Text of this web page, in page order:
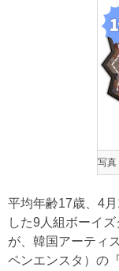
写真
平均年齢17歳、4
した9人組ボーイ
が、韓国アーティ
ペンエンスタ）の